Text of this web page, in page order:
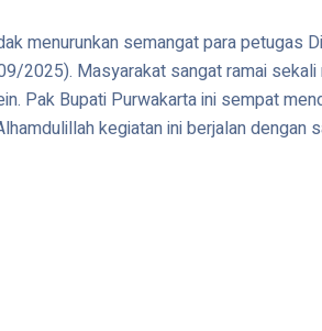
menurunkan semangat para
2025). Masyarakat sangat ramai
Pak Bupati Purwakarta ini sempat
kegiatan ini berjalan dengan